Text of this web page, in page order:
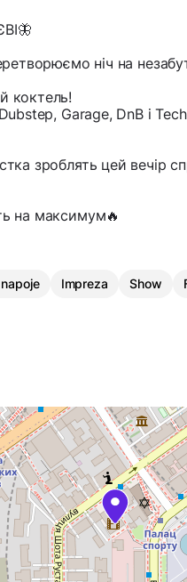
ніч на
коктель!
Garage, DnB і
зроблять цей вечір
на максимум🔥
Impreza Show